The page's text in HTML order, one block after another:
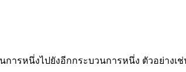
ารหนึ่งไปยังอีกกระบวนการหนึ่ง ตัวอย่างเ